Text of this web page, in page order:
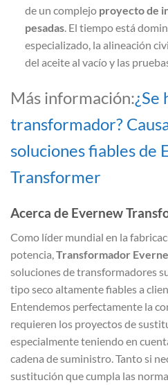
de un complejo proyecto de
pesadas. El tiempo está
especializado, la alineación
del aceite al vacío y las
Más información:¿Se
transformador?
soluciones fiables de
Transformer
Acerca de Evernew
Como líder mundial en la
potencia,Transformador
soluciones de transformadores
tipo seco altamente fiables a
Entendemos perfectamente la
requieren los proyectos de
especialmente teniendo en
cadena de suministro. Tanto si
sustitución que cumpla las